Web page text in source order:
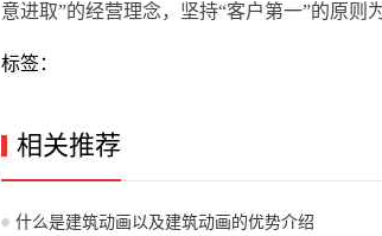
意进取”的经营理念，坚持“客户第一”的原则
标签：
相关推荐
什么是建筑动画以及建筑动画的优势介绍